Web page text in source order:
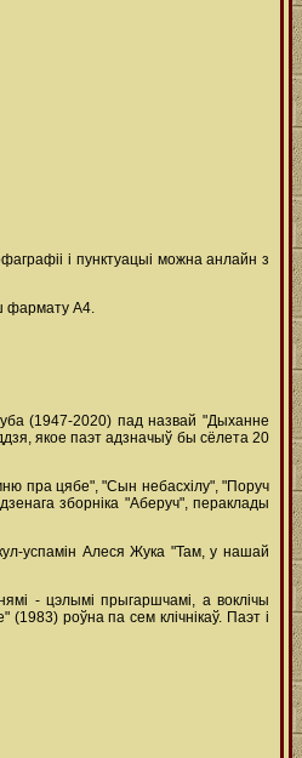
і пунктуацыі можна анлайн з
фармату А4.
(1947-2020) пад назвай "Дыханне
якое паэт адзначыў бы сёлета 20
пра цябе", "Сын небасхілу", "Поруч
зборніка "Аберуч", пераклады
успамін Алеся Жука "Там, у нашай
- цэлымі прыгаршчамі, а воклічы
роўна па сем клічнікаў. Паэт і